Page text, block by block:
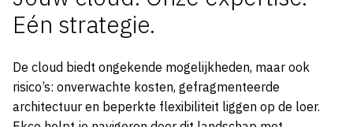
Eén strategie.
De cloud biedt ongekende mogelijkheden, maar ook
risico’s: onverwachte kosten, gefragmenteerde
architectuur en beperkte flexibiliteit liggen op de loer.